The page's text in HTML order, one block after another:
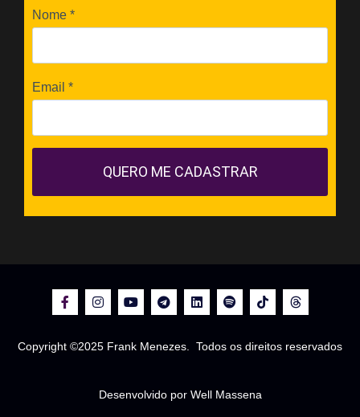
Nome *
Email *
QUERO ME CADASTRAR
Copyright ©2025 Frank Menezes. Todos os direitos reservados
Desenvolvido por Well Massena